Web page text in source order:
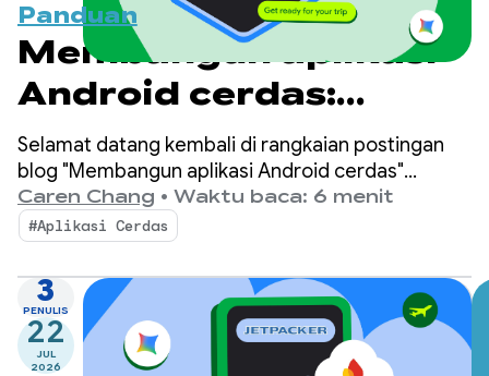
Panduan
Membangun aplikasi
Android cerdas:
Inferensi di perangkat
Selamat datang kembali di rangkaian postingan
blog "Membangun aplikasi Android cerdas"
tempat kami mengambil aplikasi Android dasar
dan mengubahnya menjadi pengalaman yang
dipersonalisasi, cerdas, dan agentic. Dalam
postingan sebelumnya, kami memperkenalkan
Jetpacker, aplikasi demo yang akan kami gunakan
di seluruh rangkaian ini.
Caren Chang • Waktu baca: 6 menit
#Aplikasi Cerdas
3
PENULIS
22
JUL
2026